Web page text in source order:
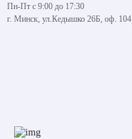
Пн-Пт с 9:00 до 17:30
г. Минск, ул.Кедышко 26Б, оф. 104